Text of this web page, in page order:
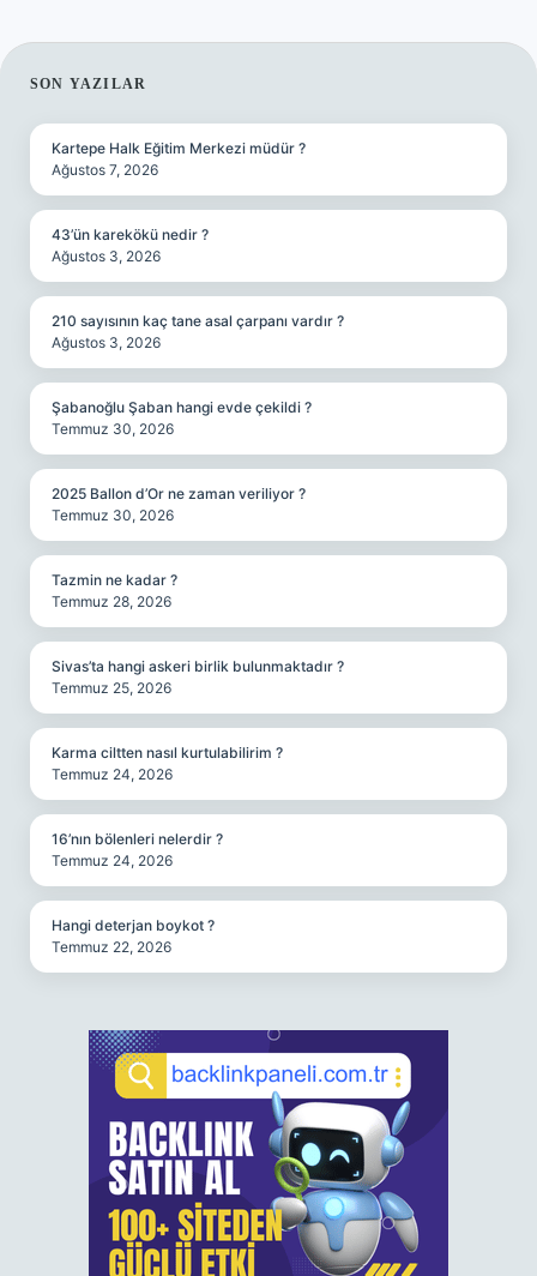
SIDEBAR
SON YAZILAR
Kartepe Halk Eğitim Merkezi müdür ?
Ağustos 7, 2026
43’ün karekökü nedir ?
Ağustos 3, 2026
210 sayısının kaç tane asal çarpanı vardır ?
Ağustos 3, 2026
Şabanoğlu Şaban hangi evde çekildi ?
Temmuz 30, 2026
2025 Ballon d’Or ne zaman veriliyor ?
Temmuz 30, 2026
Tazmin ne kadar ?
Temmuz 28, 2026
Sivas’ta hangi askeri birlik bulunmaktadır ?
Temmuz 25, 2026
Karma ciltten nasıl kurtulabilirim ?
Temmuz 24, 2026
16’nın bölenleri nelerdir ?
Temmuz 24, 2026
Hangi deterjan boykot ?
Temmuz 22, 2026